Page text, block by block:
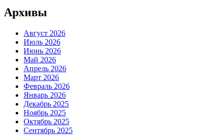
Архивы
Август 2026
Июль 2026
Июнь 2026
Май 2026
Апрель 2026
Март 2026
Февраль 2026
Январь 2026
Декабрь 2025
Ноябрь 2025
Октябрь 2025
Сентябрь 2025